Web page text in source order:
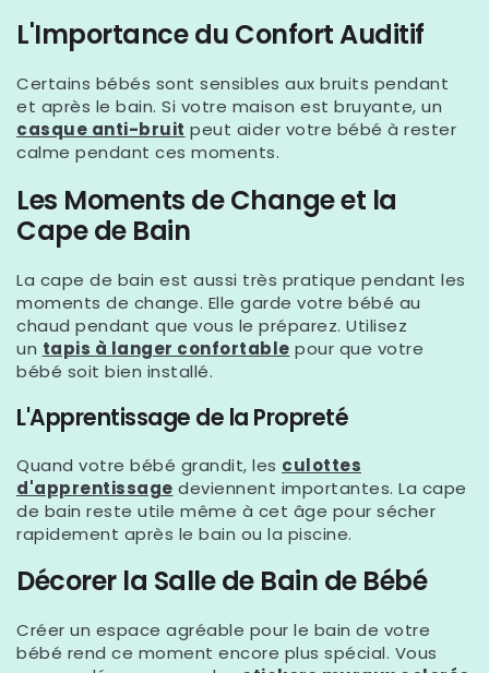
L'Importance du Confort Auditif
Certains bébés sont sensibles aux bruits pendant
et après le bain. Si votre maison est bruyante, un
casque anti-bruit peut aider votre bébé à rester
calme pendant ces moments.
Les Moments de Change et la
Cape de Bain
La cape de bain est aussi très pratique pendant les
moments de change. Elle garde votre bébé au
chaud pendant que vous le préparez. Utilisez
un tapis à langer confortable pour que votre
bébé soit bien installé.
L'Apprentissage de la Propreté
Quand votre bébé grandit, les culottes
d'apprentissage deviennent importantes. La cape
de bain reste utile même à cet âge pour sécher
rapidement après le bain ou la piscine.
Décorer la Salle de Bain de Bébé
Créer un espace agréable pour le bain de votre
bébé rend ce moment encore plus spécial. Vous